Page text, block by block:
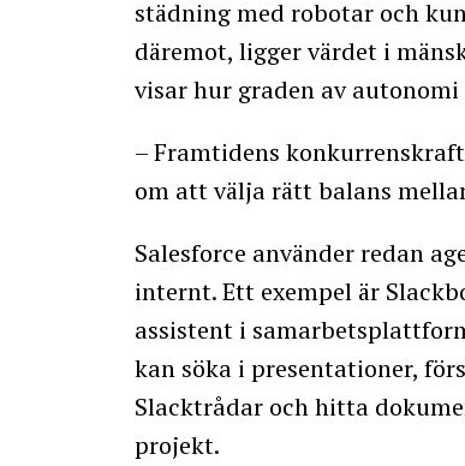
städning med robotar och
däremot, ligger värdet i
visar hur graden av
– Framtidens
om att välja rätt balans
Salesforce använder redan
internt. Ett exempel är
assistent i
kan söka i presentationer,
Slacktrådar och hitta
projekt.